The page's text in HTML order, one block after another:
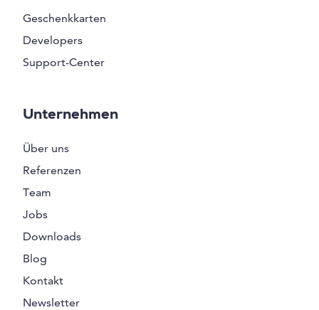
Geschenkkarten
Developers
Support-Center
Unternehmen
Über uns
Referenzen
Team
Jobs
Downloads
Blog
Kontakt
Newsletter